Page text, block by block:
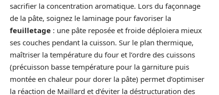
sacrifier la concentration aromatique. Lors du façonnage
de la pâte, soignez le laminage pour favoriser la
feuilletage : une pâte reposée et froide déploiera mieux
ses couches pendant la cuisson. Sur le plan thermique,
maîtriser la température du four et l’ordre des cuissons
(précuisson basse température pour la garniture puis
montée en chaleur pour dorer la pâte) permet d’optimiser
la réaction de Maillard et d’éviter la déstructuration des